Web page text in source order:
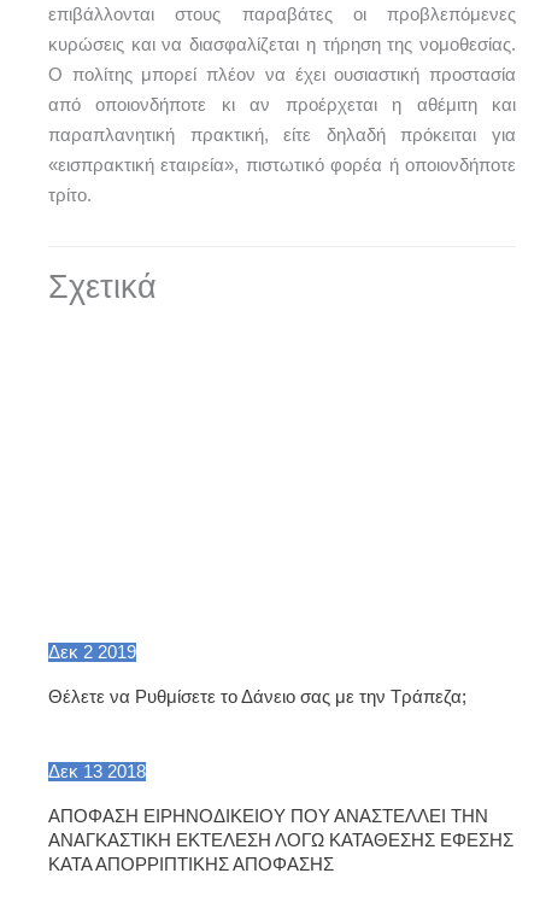
επιβάλλονται στους παραβάτες οι προβλεπόμενες
κυρώσεις και να διασφαλίζεται η τήρηση της νομοθεσίας.
Ο πολίτης μπορεί πλέον να έχει ουσιαστική προστασία
από οποιονδήποτε κι αν προέρχεται η αθέμιτη και
παραπλανητική πρακτική, είτε δηλαδή πρόκειται για
«εισπρακτική εταιρεία», πιστωτικό φορέα ή οποιονδήποτε
τρίτο.
Σχετικά
Δεκ 2 2019
Θέλετε να Ρυθμίσετε το Δάνειο σας με την Τράπεζα;
Δεκ 13 2018
ΑΠΟΦΑΣΗ ΕΙΡΗΝΟΔΙΚΕΙΟΥ ΠΟΥ ΑΝΑΣΤΕΛΛΕΙ ΤΗΝ
ΑΝΑΓΚΑΣΤΙΚΗ ΕΚΤΕΛΕΣΗ ΛΟΓΩ ΚΑΤΑΘΕΣΗΣ ΕΦΕΣΗΣ
ΚΑΤΑ ΑΠΟΡΡΙΠΤΙΚΗΣ ΑΠΟΦΑΣΗΣ